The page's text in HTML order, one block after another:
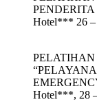
PENDERITA
Hotel*** 26 –
PELATIHAN
Hotel***, 28